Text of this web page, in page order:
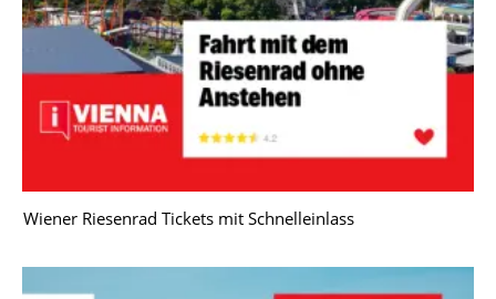
Wiener Riesenrad Tickets mit Schnelleinlass